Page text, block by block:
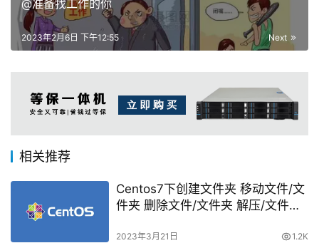
@准备找工作的你
Next
2023年2月6日 下午12:55
相关推荐
Centos7下创建文件夹 移动文件/文
件夹 删除文件/文件夹 解压/文件夹
2023年3月21日 1.2K